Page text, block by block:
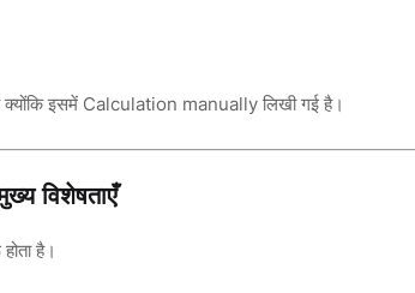
इसमें Calculation manually लिखी गई है।
विशेषताएँ
है।